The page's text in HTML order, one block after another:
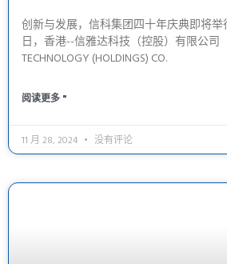
创新与发展，信科集团四十年庆典即将举
日，香港--信雅达科技（控股）有限公司（
TECHNOLOGY (HOLDINGS) CO.
阅读更多 "
11 月 28, 2024 没有评论